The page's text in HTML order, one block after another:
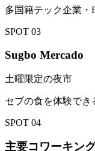
多国籍テック企業・
SPOT 03
Sugbo Mercado
土曜限定の夜市
セブの食を体験でき
SPOT 04
主要コワーキン